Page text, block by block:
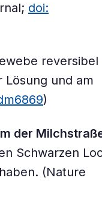
doi:
reversibel
Lösung und am
)
der
Schwarzen
(Nature